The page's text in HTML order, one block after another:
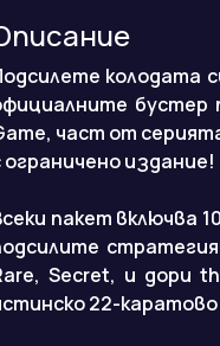
колодата
бустер
част от
ограничено издание!
пакет включва
Secret, и дори
22-